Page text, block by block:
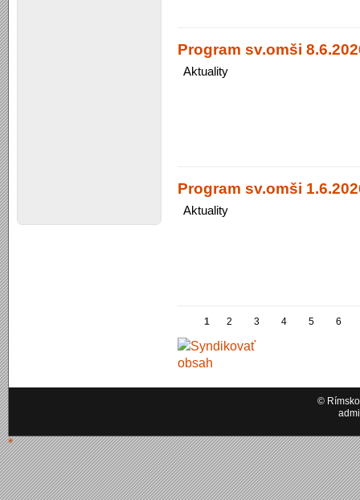
Program sv.omši
Aktuality
Program sv.omši
Aktuality
1 2 3 4 5 6
©
*